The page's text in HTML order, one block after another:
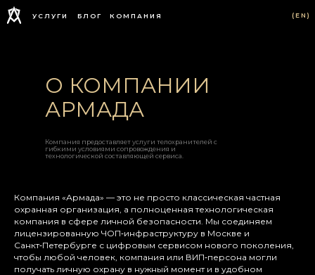
УСЛУГИ БЛОГ КОМПАНИЯ (EN)
Компания предоставляет услуги телохранителей с
гибкими условиями сопровождения и
технологической составляющей сервиса.
О КОМПАНИИ
АРМАДА
Компания «Армада» — это не просто классическая частная
охранная организация, а полноценная технологическая
компания в сфере личной безопасности. Мы соединяем
лицензированную ЧОП‑инфраструктуру в Москве и
Санкт‑Петербурге с цифровым сервисом нового поколения,
чтобы любой человек, компания или ВИП‑персона могли
получать личную охрану в нужный момент и в удобном